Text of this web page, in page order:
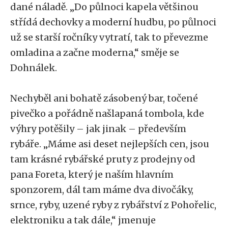
dané náladě. „Do půlnoci kapela většinou
střídá dechovky a moderní hudbu, po půlnoci
už se starší ročníky vytratí, tak to převezme
omladina a začne moderna,“ směje se
Dohnálek.
Nechyběl ani bohatě zásobený bar, točené
pivečko a pořádně našlapaná tombola, kde
výhry potěšily – jak jinak – především
rybáře. „Máme asi deset nejlepších cen, jsou
tam krásné rybářské pruty z prodejny od
pana Foreta, který je naším hlavním
sponzorem, dál tam máme dva divočáky,
srnce, ryby, uzené ryby z rybářství z Pohořelic,
elektroniku a tak dále,“ jmenuje